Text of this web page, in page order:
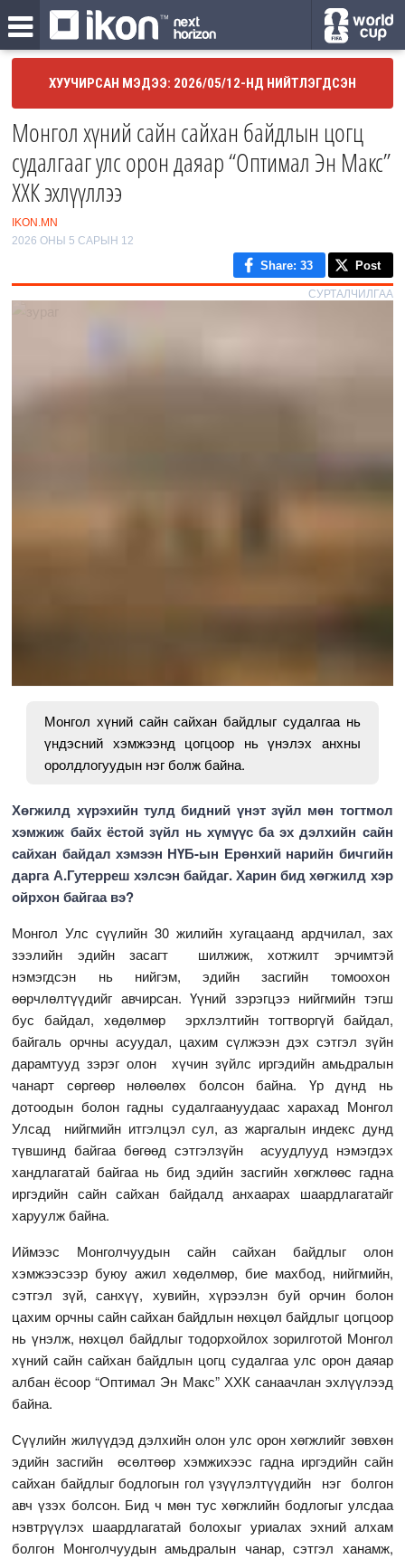
ХУУЧИРСАН МЭДЭЭ: 2026/05/12-НД НИЙТЛЭГДСЭН
Монгол хүний сайн сайхан байдлын цогц
судалгааг улс орон даяар “Оптимал Эн Макс”
ХХК эхлүүллээ
IKON.MN
2026 ОНЫ 5 САРЫН 12
Share: 33 Post
СУРТАЛЧИЛГАА
Монгол хүний сайн сайхан байдлыг судалгаа нь
үндэсний хэмжээнд цогцоор нь үнэлэх анхны
оролдлогуудын нэг болж байна.
Хөгжилд хүрэхийн тулд бидний үнэт зүйл мөн тогтмол
хэмжиж байх ёстой зүйл нь хүмүүс ба эх дэлхийн сайн
сайхан байдал хэмээн НҮБ-ын Ерөнхий нарийн бичгийн
дарга А.Гутерреш хэлсэн байдаг. Харин бид хөгжилд хэр
ойрхон байгаа вэ?
Монгол Улс сүүлийн 30 жилийн хугацаанд ардчилал, зах
зээлийн эдийн засагт шилжиж, хотжилт эрчимтэй
нэмэгдсэн нь нийгэм, эдийн засгийн томоохон
өөрчлөлтүүдийг авчирсан. Үүний зэрэгцээ нийгмийн тэгш
бус байдал, хөдөлмөр эрхлэлтийн тогтворгүй байдал,
байгаль орчны асуудал, цахим сүлжээн дэх сэтгэл зүйн
дарамтууд зэрэг олон хүчин зүйлс иргэдийн амьдралын
чанарт сөргөөр нөлөөлөх болсон байна. Үр дүнд нь
дотоодын болон гадны судалгаануудаас харахад Монгол
Улсад нийгмийн итгэлцэл сул, аз жаргалын индекс дунд
түвшинд байгаа бөгөөд сэтгэлзүйн асуудлууд нэмэгдэх
хандлагатай байгаа нь бид эдийн засгийн хөгжлөөс гадна
иргэдийн сайн сайхан байдалд анхаарах шаардлагатайг
харуулж байна.
Иймээс Монголчуудын сайн сайхан байдлыг олон
хэмжээсээр буюу ажил хөдөлмөр, бие махбод, нийгмийн,
сэтгэл зүй, санхүү, хувийн, хүрээлэн буй орчин болон
цахим орчны сайн сайхан байдлын нөхцөл байдлыг цогцоор
нь үнэлж, нөхцөл байдлыг тодорхойлох зорилготой Монгол
хүний сайн сайхан байдлын цогц судалгаа улс орон даяар
албан ёсоор “Оптимал Эн Макс” ХХК санаачлан эхлүүлээд
байна.
Сүүлийн жилүүдэд дэлхийн олон улс орон хөгжлийг зөвхөн
эдийн засгийн өсөлтөөр хэмжихээс гадна иргэдийн сайн
сайхан байдлыг бодлогын гол үзүүлэлтүүдийн нэг болгон
авч үзэх болсон. Бид ч мөн тус хөгжлийн бодлогыг улсдаа
нэвтрүүлэх шаардлагатай болохыг уриалах эхний алхам
болгон Монголчуудын амьдралын чанар, сэтгэл ханамж,